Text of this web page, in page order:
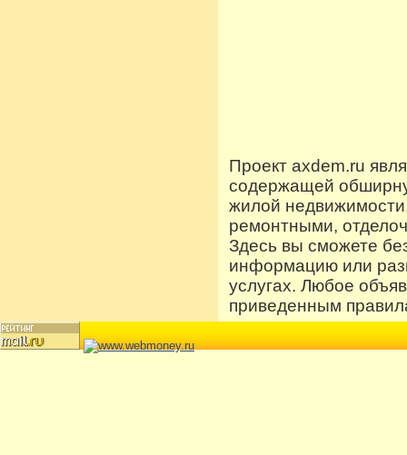
Проект axdem.ru
содержащей
жилой
ремонтными,
Здесь вы сможете
информацию или
услугах. Любое
приведенным